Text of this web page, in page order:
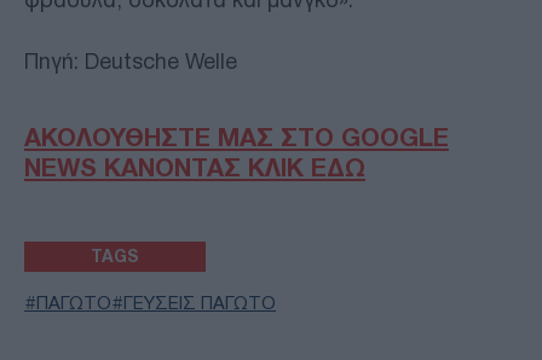
Πηγή: Deutsche Welle
ΑΚΟΛΟΥΘΗΣΤΕ ΜΑΣ ΣΤΟ GOOGLE
NEWS ΚΑΝΟΝΤΑΣ ΚΛΙΚ ΕΔΩ
TAGS
ΠΑΓΩΤΟ ΓΕΥΣΕΙΣ ΠΑΓΩΤΟ